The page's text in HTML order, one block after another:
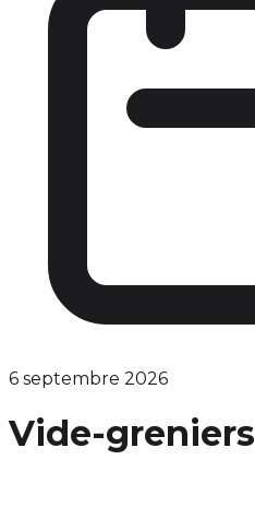
6 septembre 2026
Vide-greniers